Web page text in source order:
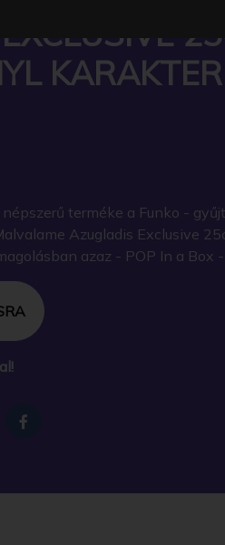
KARAKTER
terméke a Funko -
Azugladis Exclusive
azaz - POP In a Box -